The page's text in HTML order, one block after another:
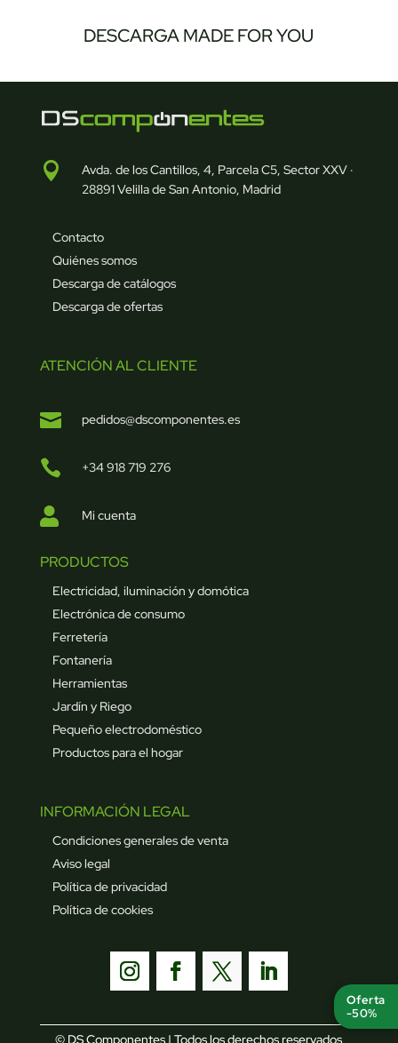
DESCARGA MADE FOR YOU

Avda. de los Cantillos, 4, Parcela C5, Sector XXV ·
28891 Velilla de San Antonio, Madrid
Contacto
Quiénes somos
Descarga de catálogos
Descarga de ofertas
ATENCIÓN AL CLIENTE
 pedidos@dscomponentes.es
 +34 918 719 276
 Mi cuenta
PRODUCTOS
Electricidad, iluminación y domótica
Electrónica de consumo
Ferretería
Fontanería
Herramientas
Jardín y Riego
Pequeño electrodoméstico
Productos para el hogar
INFORMACIÓN LEGAL
Condiciones generales de venta
Aviso legal
Política de privacidad
Política de cookies
© DS Componentes | Todos los derechos reservados
Oferta
-50%